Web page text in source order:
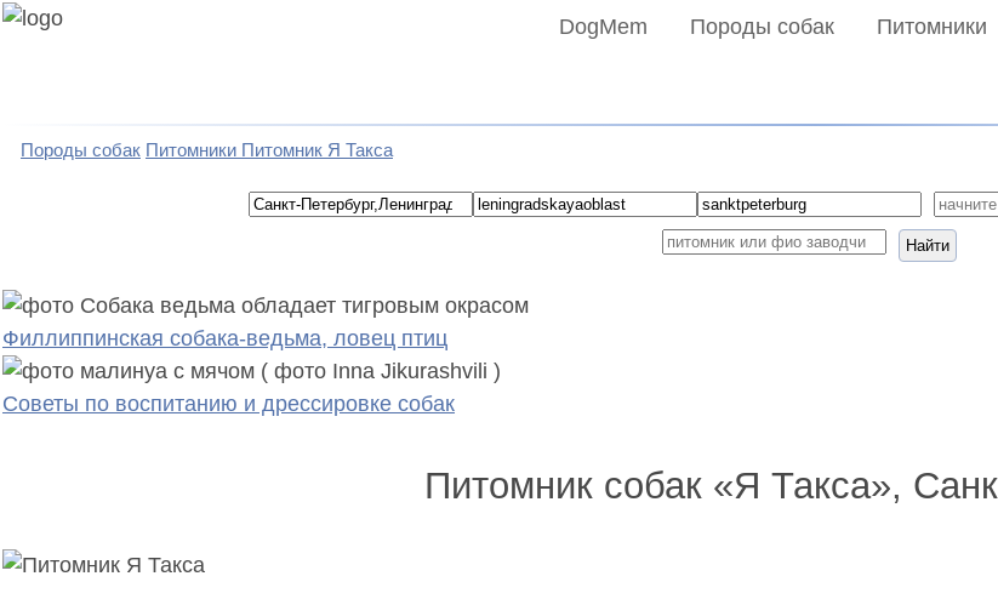
DogMem Породы собак Питомники
Породы собак Питомники Питомник Я Такса
Найти
Филлиппинская собака-ведьма, ловец птиц
Советы по воспитанию и дрессировке собак
Питомник собак «Я Такса»,